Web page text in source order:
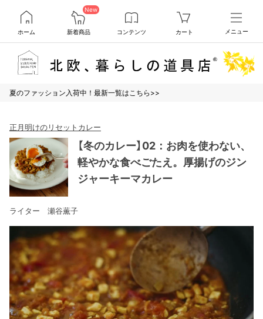
ホーム
New
新着商品 コンテンツ カート メニュー
夏のファッション入荷中！最新一覧はこちら>>
正月明けのリセットカレー
【冬のカレー】02：お肉を使わない、
軽やかな食べごたえ。厚揚げのジン
ジャーキーマカレー
ライター 瀬谷薫子